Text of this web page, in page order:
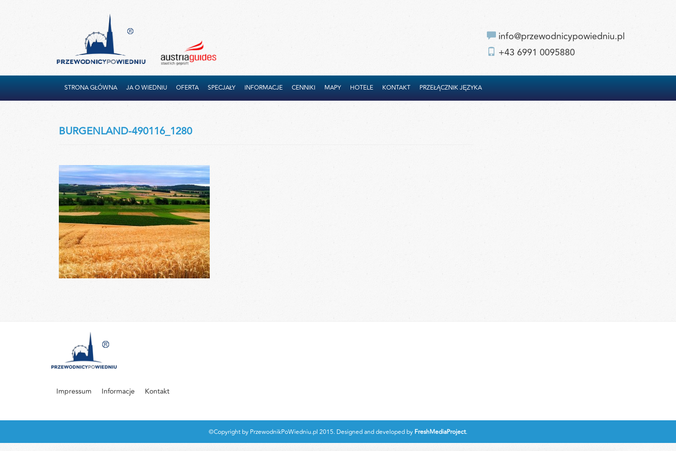
info@przewodnicypowiedniu.pl
+43 6991 0095880
STRONA GŁÓWNA JA O WIEDNIU OFERTA SPECJAŁY INFORMACJE CENNIKI MAPY HOTELE KONTAKT PRZEŁĄCZNIK JĘZYKA
BURGENLAND-490116_1280
Impressum Informacje Kontakt
©Copyright by PrzewodnikPoWiedniu.pl 2015. Designed and developed by FreshMediaProject.